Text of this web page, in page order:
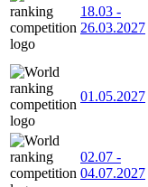
18.03 -
26.03.2027
01.05.2027
02.07 -
04.07.2027